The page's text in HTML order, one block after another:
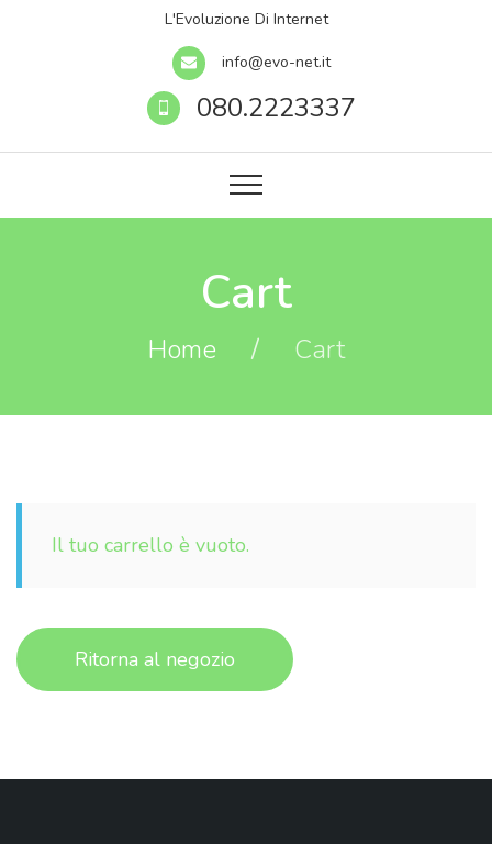
L'Evoluzione Di Internet
info@evo-net.it
080.2223337
Cart
Home / Cart
Il tuo carrello è vuoto.
Ritorna al negozio